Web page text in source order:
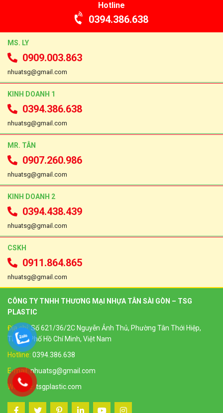
Hotline
0394.386.638
MS. LY
0909.003.863
nhuatsg@gmail.com
KINH DOANH 1
0394.386.638
nhuatsg@gmail.com
MR. TÂN
0907.260.986
nhuatsg@gmail.com
KINH DOANH 2
0394.438.439
nhuatsg@gmail.com
CSKH
0911.864.865
nhuatsg@gmail.com
CÔNG TY TNHH THƯƠNG MẠI NHỰA TÂN SÀI GÒN – TSG
PLASTIC
Địa chỉ:Số 621/36/2C Nguyễn Ảnh Thủ, Phường Tân Thới Hiệp,
Thành Phố Hồ Chí Minh, Việt Nam
Hotline: 0394.386.638
E-mail:nhuatsg@gmail.com
Website: tsgplastic.com